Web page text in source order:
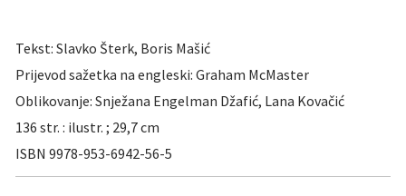
Tekst: Slavko Šterk, Boris Mašić
Prijevod sažetka na engleski: Graham McMaster
Oblikovanje: Snježana Engelman Džafić, Lana Kovačić
136 str. : ilustr. ; 29,7 cm
ISBN 9978-953-6942-56-5